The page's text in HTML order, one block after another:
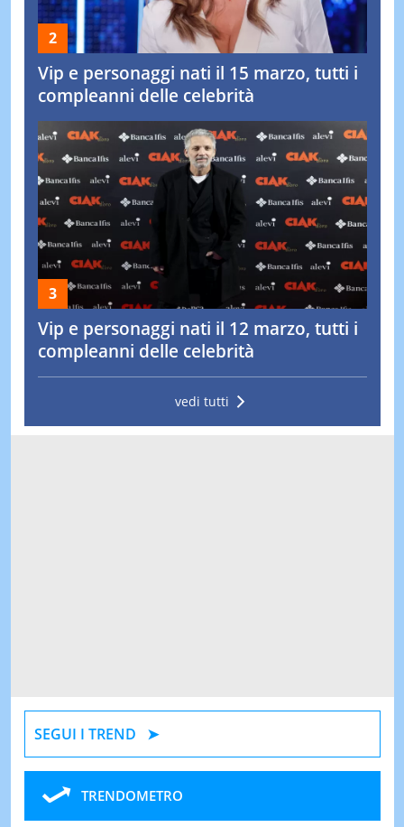
Vip e personaggi nati il 15 marzo, tutti i
compleanni delle celebrità
Vip e personaggi nati il 12 marzo, tutti i
compleanni delle celebrità
vedi tutti
SEGUI I TREND
TRENDOMETRO